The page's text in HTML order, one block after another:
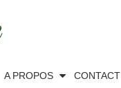
A PROPOS CONTACT